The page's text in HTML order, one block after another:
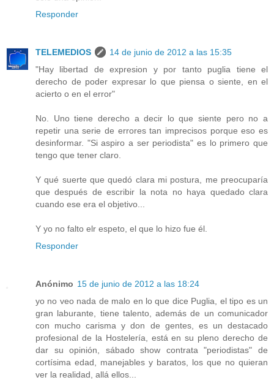
Responder
TELEMEDIOS
14 de junio de 2012 a las 15:35
"Hay libertad de expresion y por tanto puglia tiene el
derecho de poder expresar lo que piensa o siente, en el
acierto o en el error"
No. Uno tiene derecho a decir lo que siente pero no a
repetir una serie de errores tan imprecisos porque eso es
desinformar. "Si aspiro a ser periodista" es lo primero que
tengo que tener claro.
Y qué suerte que quedó clara mi postura, me preocuparía
que después de escribir la nota no haya quedado clara
cuando ese era el objetivo...
Y yo no falto elr espeto, el que lo hizo fue él.
Responder
Anónimo 15 de junio de 2012 a las 18:24
yo no veo nada de malo en lo que dice Puglia, el tipo es un
gran laburante, tiene talento, además de un comunicador
con mucho carisma y don de gentes, es un destacado
profesional de la Hostelería, está en su pleno derecho de
dar su opinión, sábado show contrata "periodistas" de
cortísima edad, manejables y baratos, los que no quieran
ver la realidad, allá ellos...